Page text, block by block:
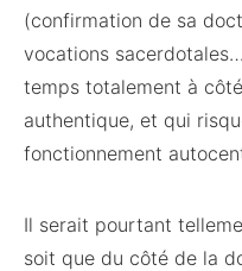
(confirmation de sa
vocations
temps totalement à
authentique, et qui
fonctionnement
Il serait pourtant
soit que du côté de la